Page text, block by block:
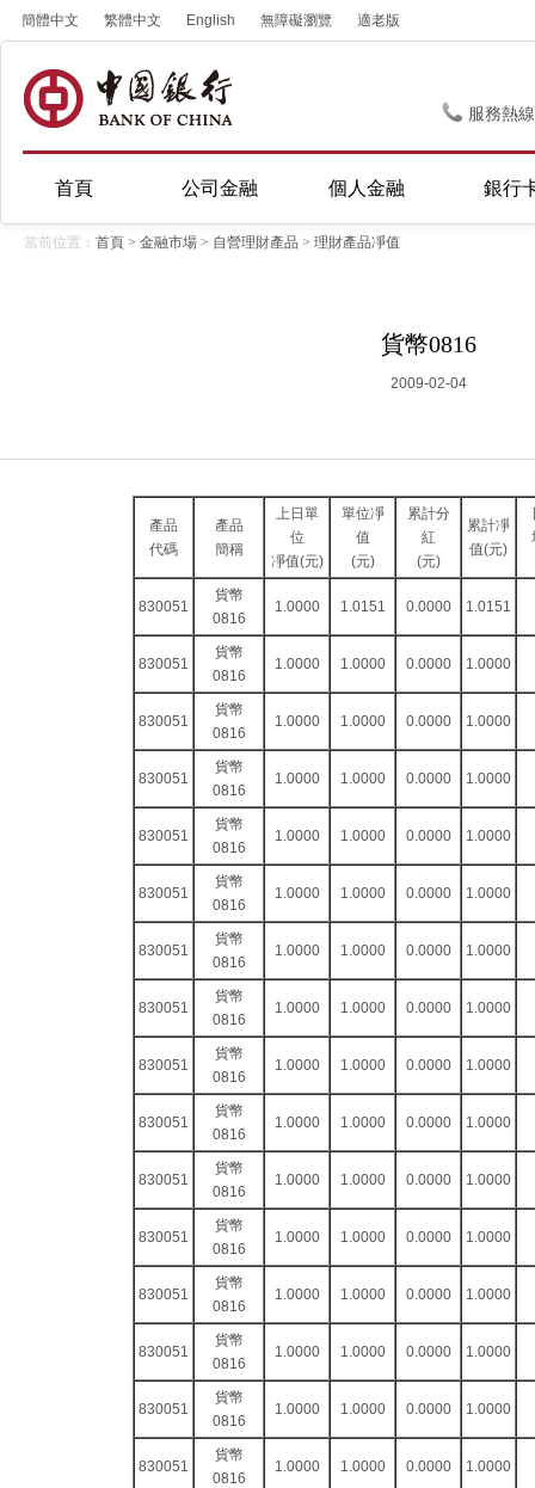
簡體中文 繁體中文 English 無障礙瀏覽 適老版
服務熱
首頁 公司金融 個人金融 銀行
當前位置： 首頁 > 金融市場 > 自營理財產品 > 理財產品凈值
貨幣0816
2009-02-04
產品
代碼
產品
簡稱
上日單
位
凈值(元)
單位凈
值
(元)
累計分
紅
(元)
累計凈
值(元)
830051
貨幣
0816
1.0000 1.0151 0.0000 1.0151
830051
貨幣
0816
1.0000 1.0000 0.0000 1.0000
830051
貨幣
0816
1.0000 1.0000 0.0000 1.0000
830051
貨幣
0816
1.0000 1.0000 0.0000 1.0000
830051
貨幣
0816
1.0000 1.0000 0.0000 1.0000
830051
貨幣
0816
1.0000 1.0000 0.0000 1.0000
830051
貨幣
0816
1.0000 1.0000 0.0000 1.0000
830051
貨幣
0816
1.0000 1.0000 0.0000 1.0000
830051
貨幣
0816
1.0000 1.0000 0.0000 1.0000
830051
貨幣
0816
1.0000 1.0000 0.0000 1.0000
830051
貨幣
0816
1.0000 1.0000 0.0000 1.0000
830051
貨幣
0816
1.0000 1.0000 0.0000 1.0000
830051
貨幣
0816
1.0000 1.0000 0.0000 1.0000
830051
貨幣
0816
1.0000 1.0000 0.0000 1.0000
830051
貨幣
0816
1.0000 1.0000 0.0000 1.0000
830051
貨幣
0816
1.0000 1.0000 0.0000 1.0000